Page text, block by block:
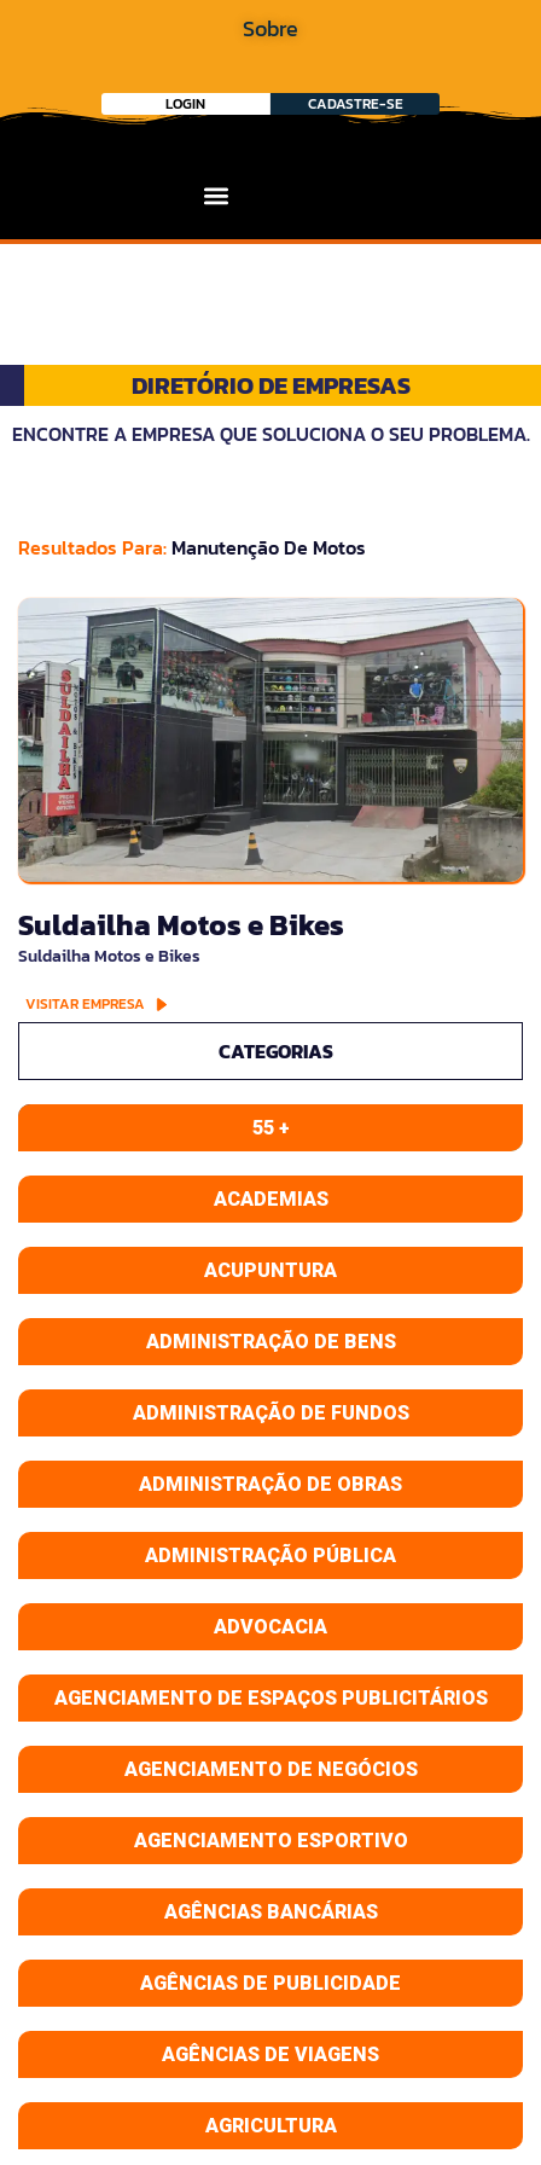
Sobre
LOGIN CADASTRE-SE
DIRETÓRIO DE EMPRESAS
ENCONTRE A EMPRESA QUE SOLUCIONA O SEU PROBLEMA.
Resultados Para: Manutenção De Motos
Suldailha Motos e Bikes
Suldailha Motos e Bikes
VISITAR EMPRESA
CATEGORIAS
55 +
ACADEMIAS
ACUPUNTURA
ADMINISTRAÇÃO DE BENS
ADMINISTRAÇÃO DE FUNDOS
ADMINISTRAÇÃO DE OBRAS
ADMINISTRAÇÃO PÚBLICA
ADVOCACIA
AGENCIAMENTO DE ESPAÇOS PUBLICITÁRIOS
AGENCIAMENTO DE NEGÓCIOS
AGENCIAMENTO ESPORTIVO
AGÊNCIAS BANCÁRIAS
AGÊNCIAS DE PUBLICIDADE
AGÊNCIAS DE VIAGENS
AGRICULTURA